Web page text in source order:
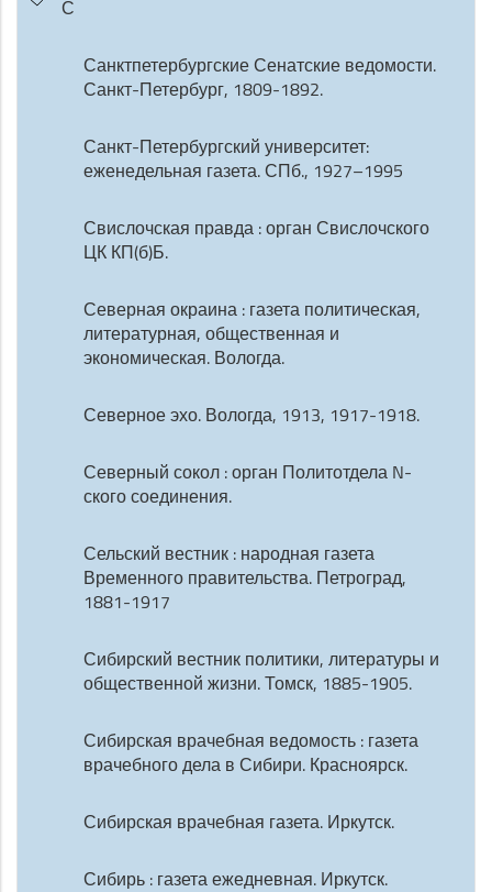
С
Санктпетербургские Сенатские ведомости.
Санкт-Петербург, 1809-1892.
Санкт-Петербургский университет:
еженедельная газета. СПб., 1927–1995
Свислочская правда : орган Свислочского
ЦК КП(б)Б.
Северная окраина : газета политическая,
литературная, общественная и
экономическая. Вологда.
Северное эхо. Вологда, 1913, 1917-1918.
Северный сокол : орган Политотдела N-
ского соединения.
Сельский вестник : народная газета
Временного правительства. Петроград,
1881-1917
Сибирский вестник политики, литературы и
общественной жизни. Томск, 1885-1905.
Сибирская врачебная ведомость : газета
врачебного дела в Сибири. Красноярск.
Сибирская врачебная газета. Иркутск.
Сибирь : газета ежедневная. Иркутск.